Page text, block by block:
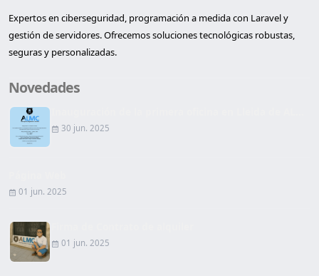
Expertos en ciberseguridad, programación a medida con Laravel y
gestión de servidores. Ofrecemos soluciones tecnológicas robustas,
seguras y personalizadas.
Novedades
30 jun. 2025
01 jun. 2025
01 jun. 2025